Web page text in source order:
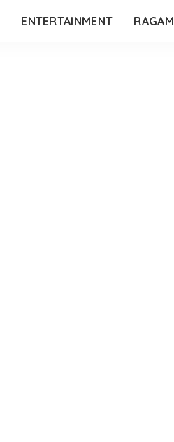
ENTERTAINMENT RAGAM